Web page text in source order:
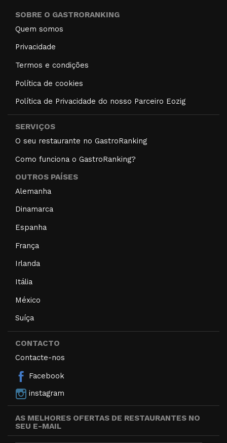
SOBRE O GASTRORANKING
Quem somos
Privacidade
Termos e condições
Política de cookies
Política de Privacidade do nosso Parceiro Eozig
SERVIÇOS
O seu restaurante no GastroRanking
Como funciona o GastroRanking?
OUTROS PAÍSES
Alemanha
Dinamarca
Espanha
França
Irlanda
Itália
México
Suíça
CONTACTO
Contacte-nos
Facebook
instagram
AS MELHORES OFERTAS DE RESTAURANTES NO
SEU E-MAIL